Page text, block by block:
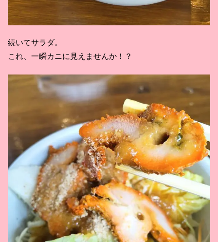
続いてサラダ。
これ、一瞬カニに見えませんか！？